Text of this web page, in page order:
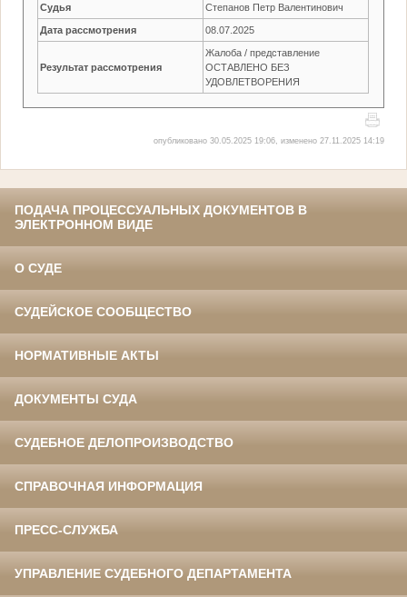
Судья Степанов Петр Валентинович
Дата рассмотрения 08.07.2025
Результат рассмотрения
Жалоба / представление
ОСТАВЛЕНО БЕЗ
УДОВЛЕТВОРЕНИЯ
опубликовано 30.05.2025 19:06, изменено 27.11.2025 14:19
ПОДАЧА ПРОЦЕССУАЛЬНЫХ ДОКУМЕНТОВ В
ЭЛЕКТРОННОМ ВИДЕ
О СУДЕ
СУДЕЙСКОЕ СООБЩЕСТВО
НОРМАТИВНЫЕ АКТЫ
ДОКУМЕНТЫ СУДА
СУДЕБНОЕ ДЕЛОПРОИЗВОДСТВО
СПРАВОЧНАЯ ИНФОРМАЦИЯ
ПРЕСС-СЛУЖБА
УПРАВЛЕНИЕ СУДЕБНОГО ДЕПАРТАМЕНТА